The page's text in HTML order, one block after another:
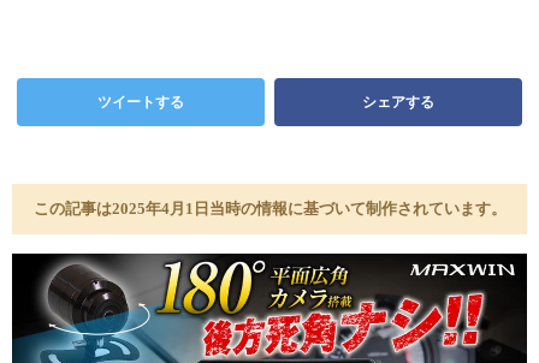
ツイートする シェアする
この記事は2025年4月1日当時の情報に基づいて制作されています。